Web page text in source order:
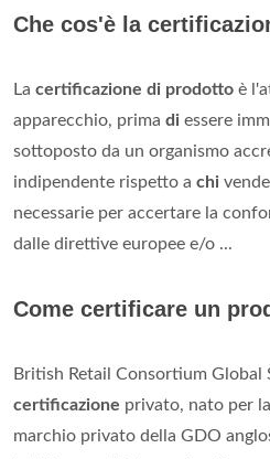
Che cos'è la
La certificazione di prodotto è
apparecchio, prima di essere
sottoposto da un organismo
indipendente rispetto a chi
necessarie per accertare la
dalle direttive europee e/o ...
Come certificare un
British Retail Consortium Global
certificazione privato, nato per
marchio privato della GDO